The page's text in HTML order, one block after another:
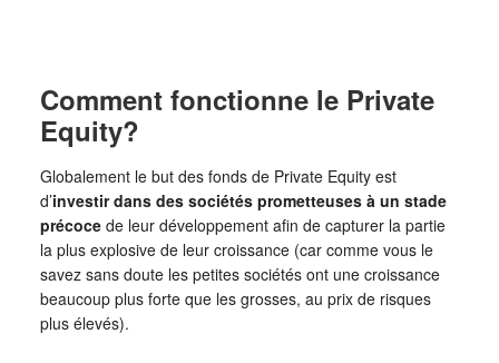
Comment fonctionne le Private
Equity?
Globalement le but des fonds de Private Equity est
d’investir dans des sociétés prometteuses à un stade
précoce de leur développement afin de capturer la partie
la plus explosive de leur croissance (car comme vous le
savez sans doute les petites sociétés ont une croissance
beaucoup plus forte que les grosses, au prix de risques
plus élevés).